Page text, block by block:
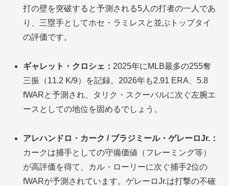
打の壁を突破すると予測される5人の打者の一人であ
り、三塁手としてホセ・ラミレスと並ぶトップタイ
の評価です。
ギャレット・クロシェ： 2025年にMLB最多の255奪
三振（11.2 K/9）を記録。2026年も2.91 ERA、5.8
fWARと予測され、タリク・スクーバルに次ぐ左腕エ
ースとしての地位を固めるでしょう。
アレハンドロ・カーク / ブラジミール・ゲレーロJr.：
カークは捕手としての守備価値（フレーミング等）
が高評価を得て、カル・ローリーに次ぐ捕手2位の
fWARが予測されています。ゲレーロJr.は打撃の不確